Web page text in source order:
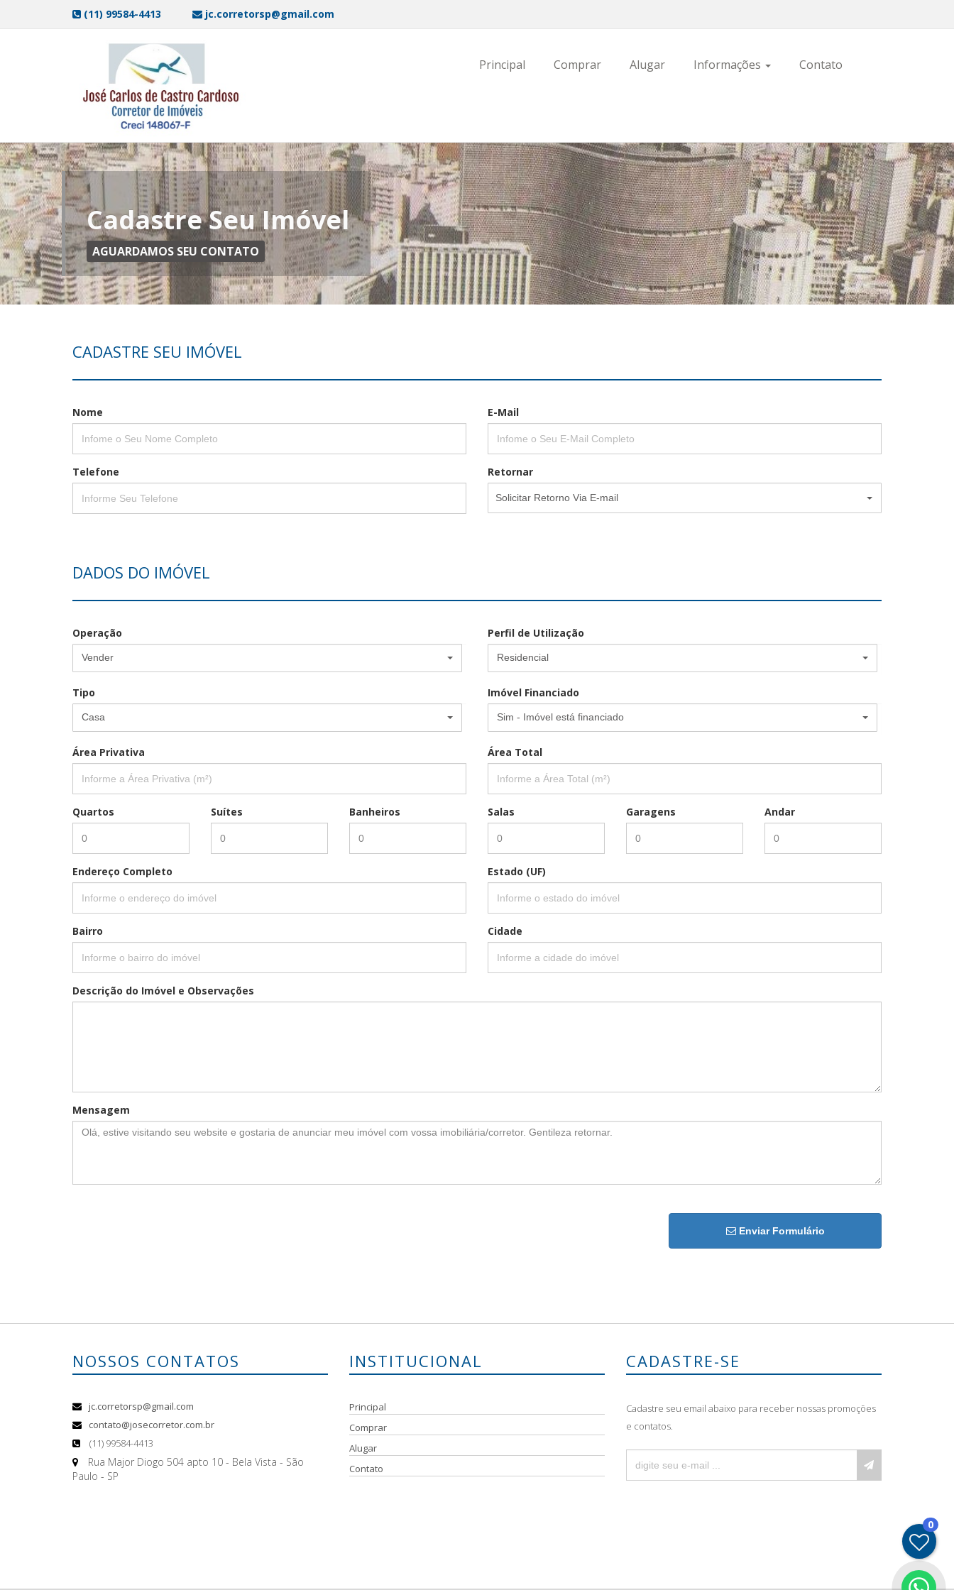
(11) 99584-4413 jc.corretorsp@gmail.com
Principal Comprar Alugar Informações Contato
Cadastre Seu Imóvel
AGUARDAMOS SEU CONTATO
CADASTRE SEU IMÓVEL
Nome E-Mail
Telefone Retornar
Solicitar Retorno Via E-mail
DADOS DO IMÓVEL
Operação
Vender
Perfil de Utilização
Residencial
Tipo
Casa
Imóvel Financiado
Sim - Imóvel está financiado
Área Privativa Área Total
Quartos Suítes Banheiros Salas Garagens Andar
Endereço Completo Estado (UF)
Bairro Cidade
Descrição do Imóvel e Observações
Mensagem
Enviar Formulário
NOSSOS CONTATOS
jc.corretorsp@gmail.com
contato@josecorretor.com.br
(11) 99584-4413
Rua Major Diogo 504 apto 10 - Bela Vista - São
Paulo - SP
INSTITUCIONAL
Principal
Comprar
Alugar
Contato
CADASTRE-SE
Cadastre seu email abaixo para receber nossas promoções
e contatos.
0